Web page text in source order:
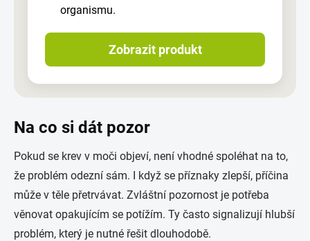
organismu.
Zobrazit produkt
Na co si dát pozor
Pokud se krev v moči objeví, není vhodné spoléhat na to,
že problém odezní sám. I když se příznaky zlepší, příčina
může v těle přetrvávat. Zvláštní pozornost je potřeba
věnovat opakujícím se potížím. Ty často signalizují hlubší
problém, který je nutné řešit dlouhodobě.